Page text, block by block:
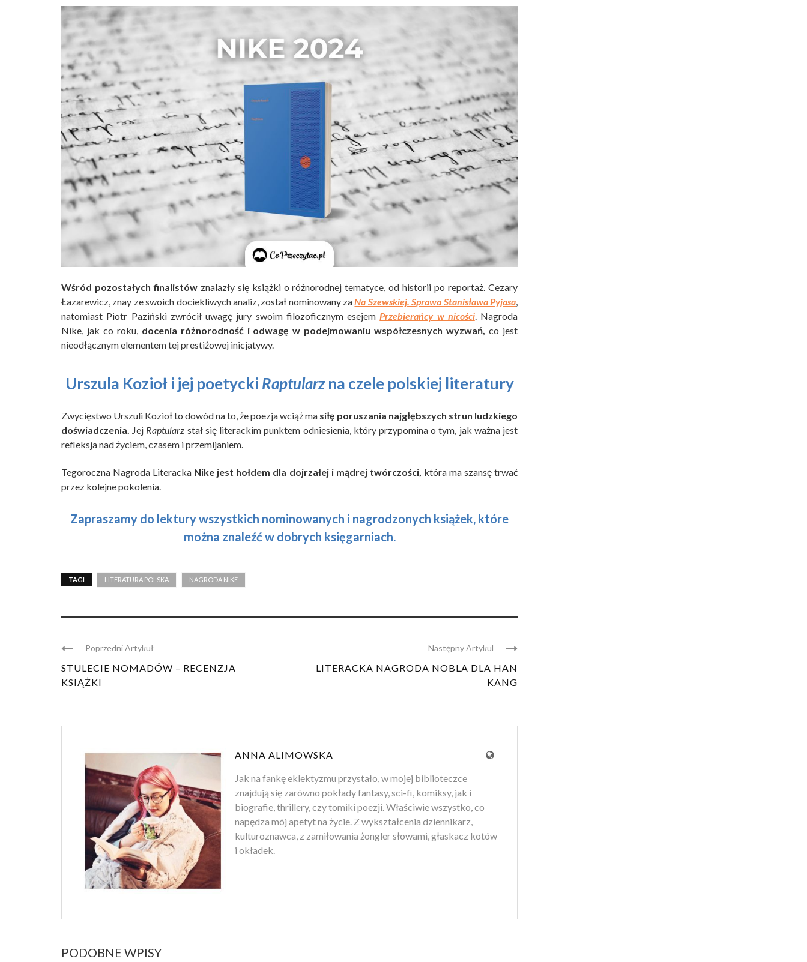
Wśród pozostałych finalistówznalazły się książki o różnorodnej tematyce, od historii po reportaż. Cezary
Łazarewicz, znay ze swoich dociekliwych analiz, został nominowany za Na Szewskiej. Sprawa Stanisława Pyjasa
natomiast Piotr Paziński zwrócił uwagę jury swoim filozoficznym esejem Przebierańcy w nicości. Nagroda
Nike, jak co roku, docenia różnorodność i odwagę w podejmowaniu współczesnych wyzwań, co jest
nieodłącznym elementem tej prestiżowej inicjatywy.
Urszula Kozioł i jej poetycki Raptularzna czele polskiej literatury
Zwycięstwo Urszuli Kozioł to dowód na to, że poezja wciąż ma siłę poruszania najgłębszych strun ludzkiego
doświadczenia. Jej Raptularz stał się literackim punktem odniesienia, który przypomina o tym, jak ważna jest
refleksja nad życiem, czasem i przemijaniem.
Tegoroczna Nagroda Literacka Nike jest hołdem dla dojrzałej i mądrej twórczości, która ma szansę trwać
przez kolejne pokolenia.
Zapraszamy do lektury wszystkich nominowanych i nagrodzonych książek, które
można znaleźć w dobrych księgarniach.
TAGI LITERATURA POLSKA NAGRODA NIKE
Poprzedni Artykuł
STULECIE NOMADÓW – RECENZJA
KSIĄŻKI
Następny Artykul
LITERACKA NAGRODA NOBLA DLA HAN
KANG
ANNA ALIMOWSKA
Jak na fankę eklektyzmu przystało, w mojej biblioteczce
znajdują się zarówno pokłady fantasy, sci-fi, komiksy, jak i
biografie, thrillery, czy tomiki poezji. Właściwie wszystko, co
napędza mój apetyt na życie. Z wykształcenia dziennikarz,
kulturoznawca, z zamiłowania żongler słowami, głaskacz kotów
i okładek.
PODOBNE WPISY